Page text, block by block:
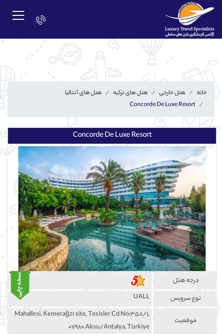
خانه هتل خارجی هتل های ترکیه
هتل های آنتالیا
Concorde De Luxe Resort
Concorde De Luxe Resort
درجه هتل
نوع سرویس
UALL
موقعيت
Mahallesi, Kemerağzı site, Tesisler Cd No:358/1,
07980 Aksu/Antalya, Türkiye